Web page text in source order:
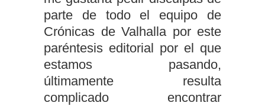
parte de todo el equipo de
Crónicas de Valhalla por este
paréntesis editorial por el que
estamos pasando,
últimamente resulta
complicado encontrar